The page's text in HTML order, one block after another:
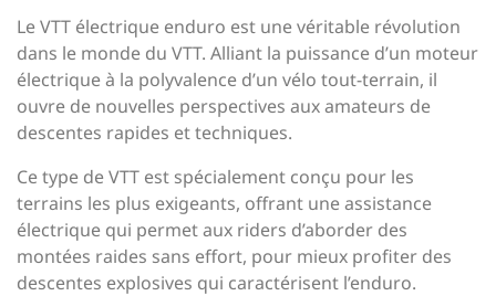
Le VTT électrique enduro est une véritable révolution
dans le monde du VTT. Alliant la puissance d’un moteur
électrique à la polyvalence d’un vélo tout-terrain, il
ouvre de nouvelles perspectives aux amateurs de
descentes rapides et techniques.
Ce type de VTT est spécialement conçu pour les
terrains les plus exigeants, offrant une assistance
électrique qui permet aux riders d’aborder des
montées raides sans effort, pour mieux profiter des
descentes explosives qui caractérisent l’enduro.